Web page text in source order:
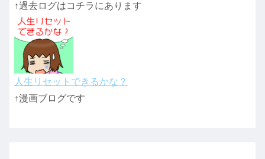
↑過去ログはコチラにあります
人生リセットできるかな？
↑漫画ブログです